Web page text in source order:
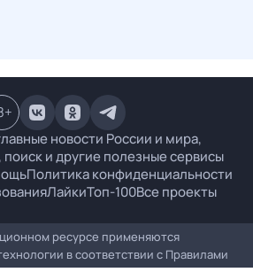
новости России и мира,
поиск и другие полезные сервисы
Политика конфиденциальности
ЛайкиТоп-100Все проекты
+
ресурсе применяются
в соответствии с Правилами